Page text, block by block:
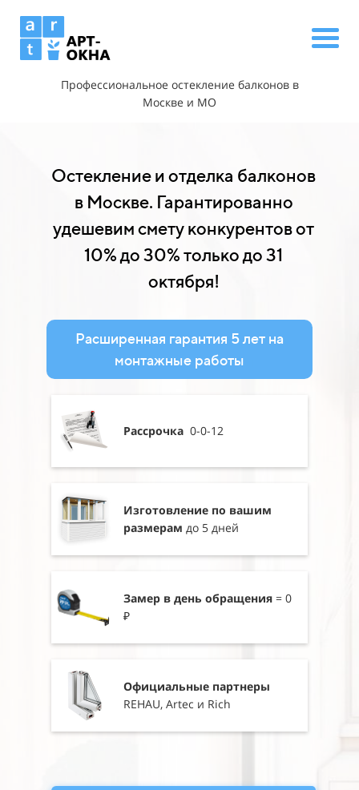
Профессиональное остекление балконов в
Москве и МО
Остекление и отделка балконов
в Москве. Гарантированно
удешевим смету конкурентов от
10% до 30% только до 31
октября!
Рассрочка 0-0-12
Изготовление по вашим
размерам до 5 дней
Замер в день обращения = 0
₽
Официальные партнеры
REHAU, Artec и Rich
Расширенная гарантия 5 лет на
монтажные работы